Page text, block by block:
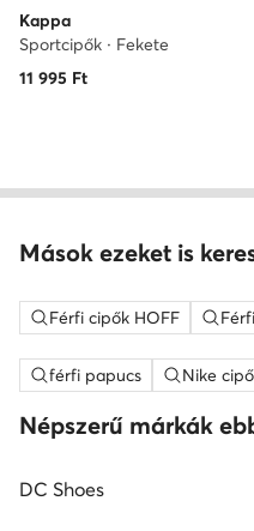
Kappa
Sportcipők · Fekete
11 995 Ft
Mások ezeket is
Férfi cipők HOFF
férfi papucs Nike
Népszerű márkák
DC Shoes